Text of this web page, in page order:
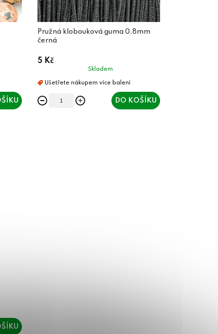
Pružná klobouková guma 0,8mm
černá
5 Kč
Skladem
DO KOŠÍKU